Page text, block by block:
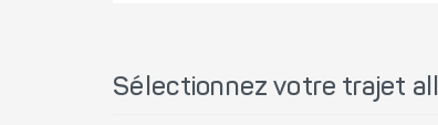
Sélectionnez votre trajet